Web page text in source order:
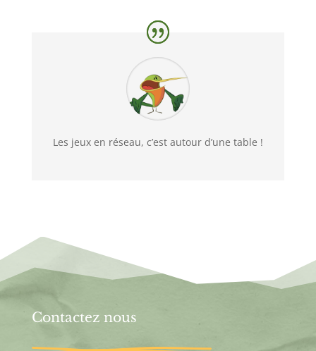
Les jeux en réseau, c’est autour d’une table !
Contactez nous